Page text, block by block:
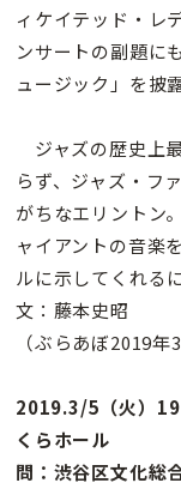
ィケイテッド・レ
ンサートの副題に
ュージック」を披
ジャズの歴史上
らず、ジャズ・フ
がちなエリントン
ャイアントの音楽
ルに示してくれる
文：藤本史昭
（ぶらあぼ2019年
2019.3/5（火）19
くらホール
問：渋谷区文化総